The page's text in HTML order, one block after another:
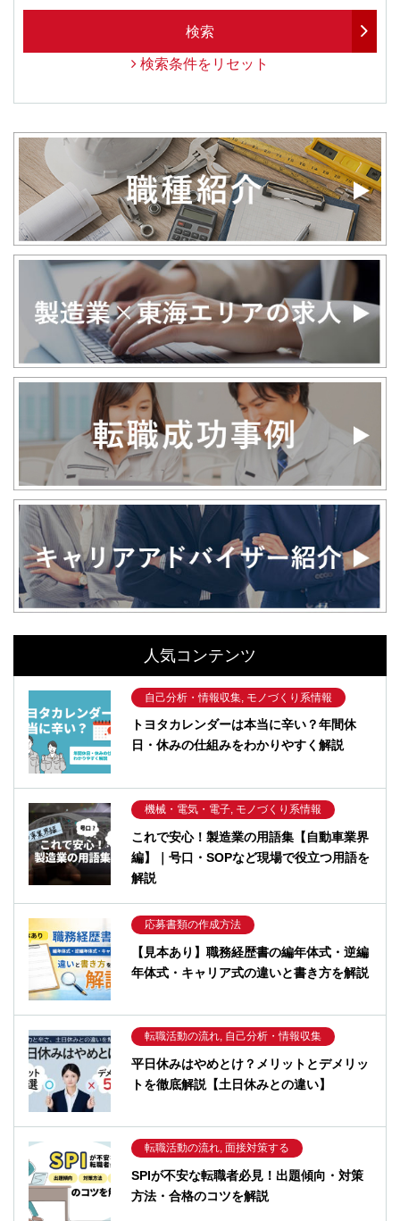
検索
検索条件をリセット
人気コンテンツ
自己分析・情報収集, モノづくり系情報
トヨタカレンダーは本当に辛い？年間休
日・休みの仕組みをわかりやすく解説
機械・電気・電子, モノづくり系情報
これで安心！製造業の用語集【自動車業界
編】｜号口・SOPなど現場で役立つ用語を
解説
応募書類の作成方法
【見本あり】職務経歴書の編年体式・逆編
年体式・キャリア式の違いと書き方を解説
転職活動の流れ, 自己分析・情報収集
平日休みはやめとけ？メリットとデメリッ
トを徹底解説【土日休みとの違い】
転職活動の流れ, 面接対策する
SPIが不安な転職者必見！出題傾向・対策
方法・合格のコツを解説